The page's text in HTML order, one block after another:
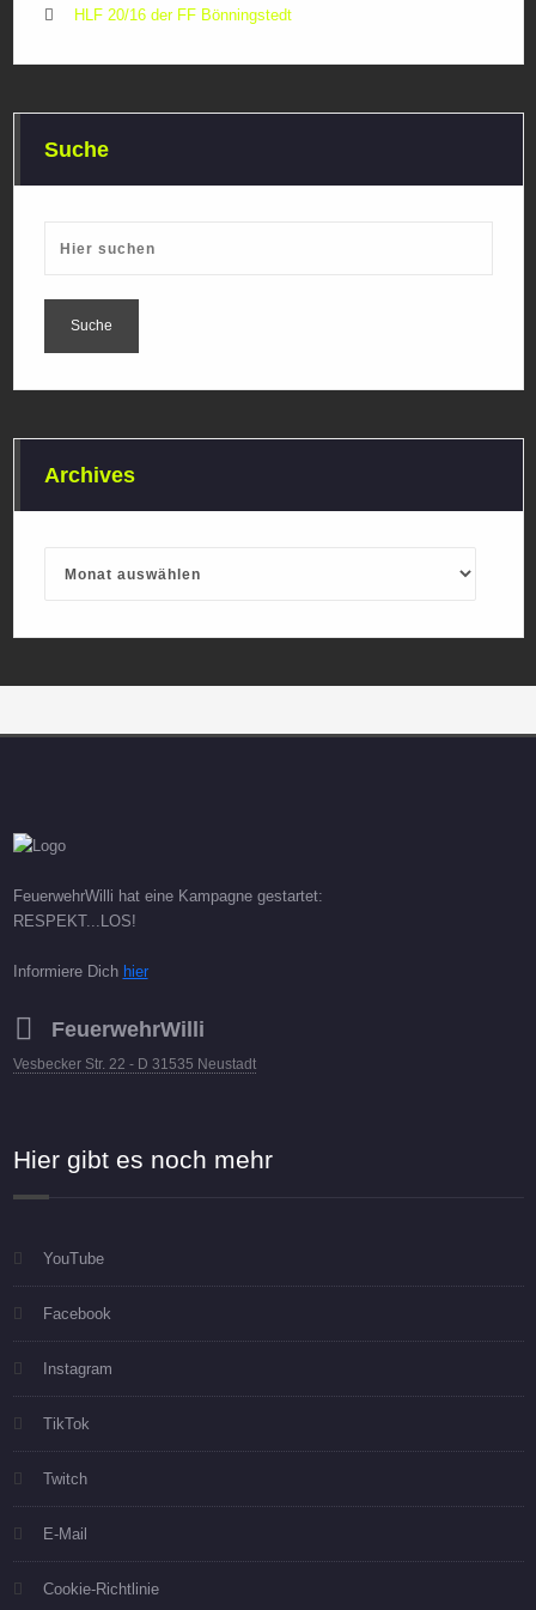
HLF 20/16 der FF Bönningstedt
Suche
Archives
FeuerwehrWilli hat eine Kampagne gestartet:
RESPEKT...LOS!
Informiere Dich hier
FeuerwehrWilli
Vesbecker Str. 22 - D 31535 Neustadt
Hier gibt es noch mehr
YouTube
Facebook
Instagram
TikTok
Twitch
E-Mail
Cookie-Richtlinie